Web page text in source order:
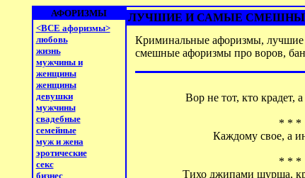
АФОРИЗМЫ
<ВСЕ афоризмы>
любовь
жизнь
мужчины и
женщины
женщины
девушки
мужчины
свадебные
семейные
муж и жена
эротические
секс
бизнес
ЛУЧШИЕ И САМЫЕ СМЕШНЫЕ
Криминальные афоризмы,
смешные афоризмы про воров,
Вор не тот, кто крадет,
* * *
Каждому свое, а
* * *
Тихо джипами шурша,